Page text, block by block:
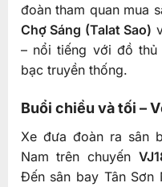
đoàn tham quan mua
Chợ Sáng (Talat Sao)
– nổi tiếng với đồ
bạc truyền thống.
Buổi chiều và tối –
Xe đưa đoàn ra sân
Nam trên chuyến
Đến sân bay Tân Sơn